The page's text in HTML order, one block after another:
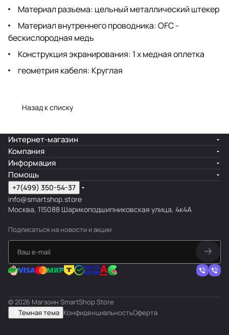
Материал разъема: цельный металлический штекер
Материал внутреннего проводника: OFC -
бескислородная медь
Конструкция экранирования: 1 х медная оплетка
геометрия кабеля: Круглая
Назад к списку
Интернет-магазин
Компания
Информация
Помощь
+7(499) 350-54-37
info@smartshop.store
Москва, 115088 Шарикоподшипниковская улица, 4к4А
Подписаться на новости и акции
© 2026 Магазин SmartShop.Store
Темная тема КонфиденциальностьОферта